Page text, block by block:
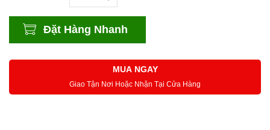
Đặt Hàng Nhanh
MUA NGAY
Giao Tận Nơi Hoặc Nhận Tại Cửa Hàng